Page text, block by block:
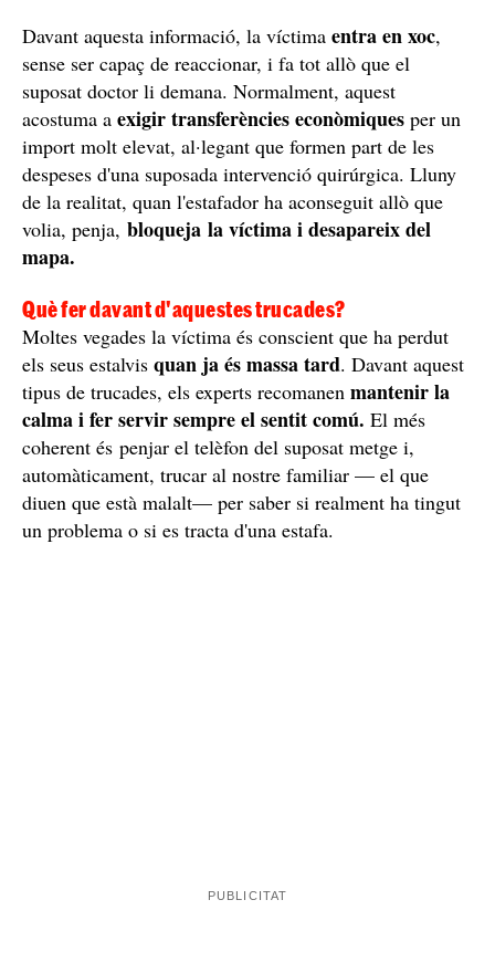
Davant aquesta informació, la víctima entra en xoc,
sense ser capaç de reaccionar, i fa tot allò que el
suposat doctor li demana. Normalment, aquest
acostuma a exigir transferències econòmiques per un
import molt elevat, al·legant que formen part de les
despeses d'una suposada intervenció quirúrgica. Lluny
de la realitat, quan l'estafador ha aconseguit allò que
volia, penja, bloqueja la víctima i desapareix del
mapa.
Què fer davant d'aquestes trucades?
Moltes vegades la víctima és conscient que ha perdut
els seus estalvis quan ja és massa tard. Davant aquest
tipus de trucades, els experts recomanen mantenir la
calma i fer servir sempre el sentit comú. El més
coherent és penjar el telèfon del suposat metge i,
automàticament, trucar al nostre familiar — el que
diuen que està malalt— per saber si realment ha tingut
un problema o si es tracta d'una estafa.